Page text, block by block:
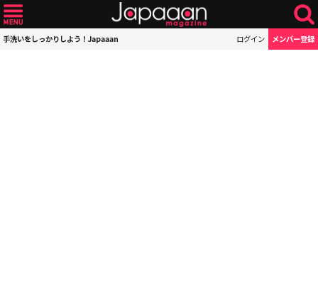
手洗いをしっかりしよう！Japaaan ログイン メンバー登録